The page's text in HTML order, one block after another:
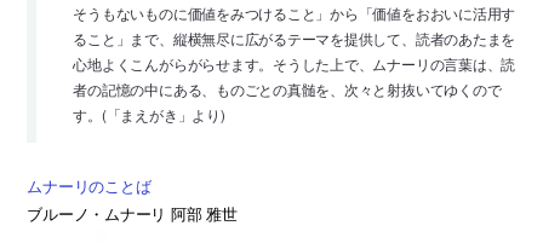
そうもないものに価値をみつけること」から「価値をおおいに活用す
ること」まで、縦横無尽に広がるテーマを提供して、読者のあたまを
心地よくこんがらがらせます。そうした上で、ムナーリの言葉は、読
者の記憶の中にある、ものごとの真髄を、次々と射抜いてゆくので
す。(「まえがき」より)
ムナーリのことば
ブルーノ・ムナーリ 阿部 雅世